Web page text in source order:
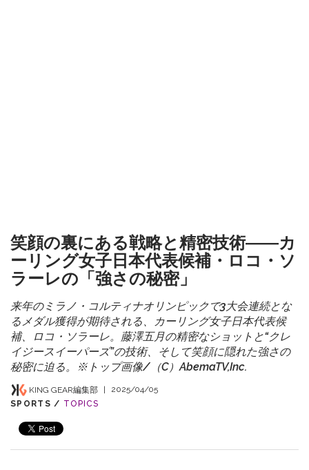
笑顔の裏にある戦略と精密技術――カ
ーリング女子日本代表候補・ロコ・ソ
ラーレの「強さの秘密」
来年のミラノ・コルティナオリンピックで3大会連続とな
るメダル獲得が期待される、カーリング女子日本代表候
補、ロコ・ソラーレ。藤澤五月の精密なショットと“クレ
イジースイーパーズ”の技術、そして笑顔に隠れた強さの
秘密に迫る。※トップ画像/（C）AbemaTV,Inc.
KING GEAR編集部 |
2025/04/05
SPORTS / TOPICS